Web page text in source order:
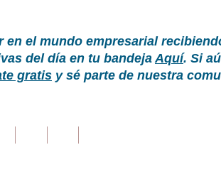
en el mundo empresarial
del día en tu bandejaAquí. Si
gratis y sé parte de nuestra